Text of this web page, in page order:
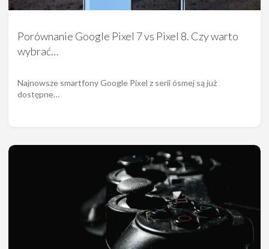
Porównanie Google Pixel 7 vs Pixel 8. Czy warto
wybrać…
Najnowsze smartfony Google Pixel z serii ósmej są już
dostępne…